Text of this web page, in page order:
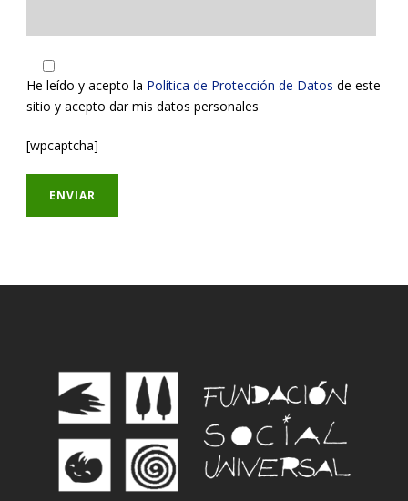
He leído y acepto la Política de Protección de Datos de este
sitio y acepto dar mis datos personales
[wpcaptcha]